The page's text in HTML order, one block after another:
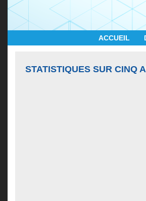
ACCUEIL
STATISTIQUES SUR CINQ